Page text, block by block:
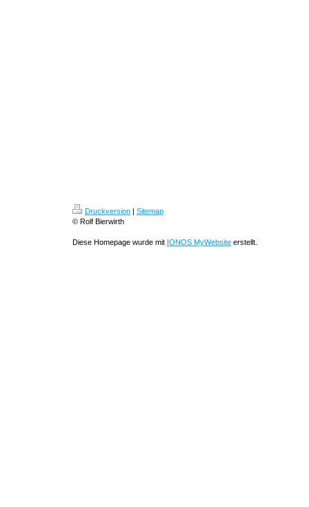
Druckversion | Sitemap
© Rolf Bierwirth
Diese Homepage wurde mit IONOS MyWebsite erstellt.